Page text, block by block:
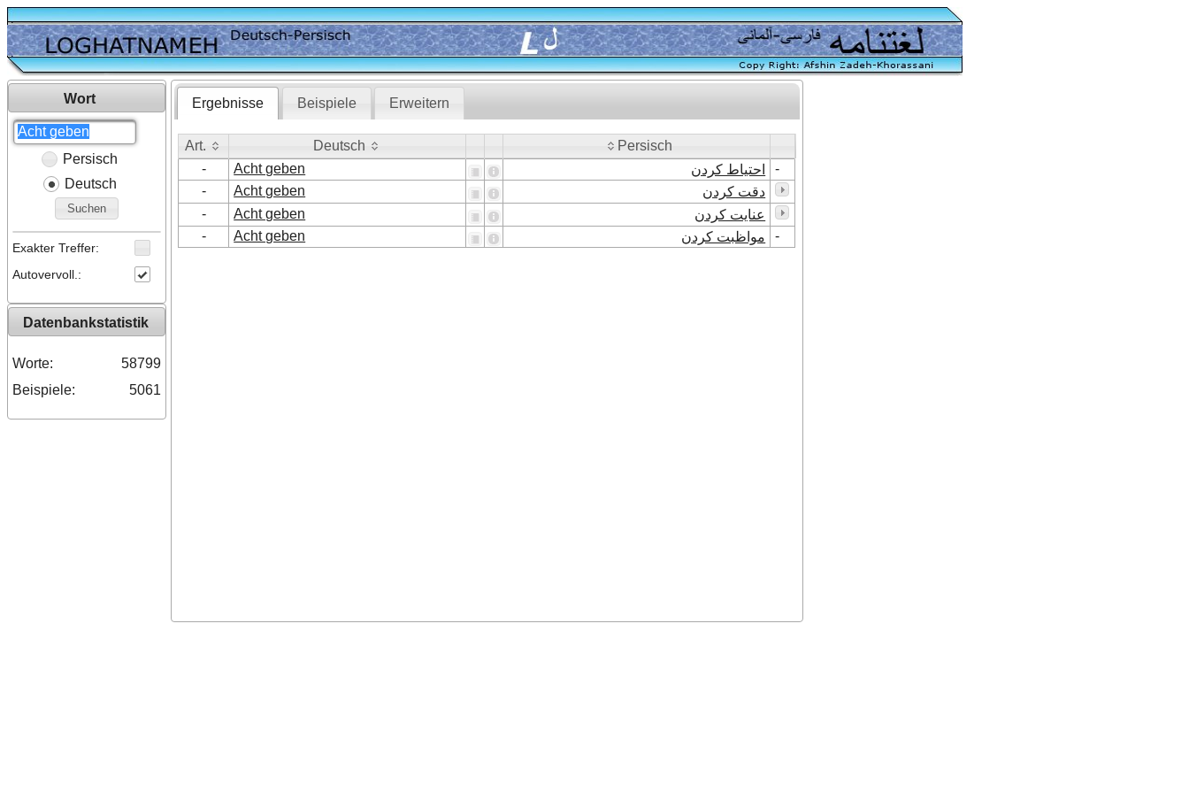
Wort
Persisch
Deutsch
Suchen
Exakter Treffer:
Autovervoll.:
Datenbankstatistik
Worte:
58799
Beispiele:
5061
Ergebnisse Beispiele Erweitern
Art. Deutsch
Persisch
Art.
- Acht geben احتیاط کردن
-
-
Acht geben
دقت کردن
-
Acht geben
عنایت کردن
-
Acht geben مواظبت کردن -